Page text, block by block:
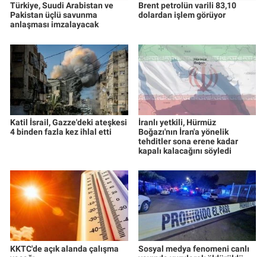
Türkiye, Suudi Arabistan ve
Pakistan üçlü savunma
anlaşması imzalayacak
Brent petrolün varili 83,10
dolardan işlem görüyor
Katil İsrail, Gazze'deki ateşkesi
4 binden fazla kez ihlal etti
İranlı yetkili, Hürmüz
Boğazı'nın İran'a yönelik
tehditler sona erene kadar
kapalı kalacağını söyledi
KKTC'de açık alanda çalışma
Sosyal medya fenomeni canlı